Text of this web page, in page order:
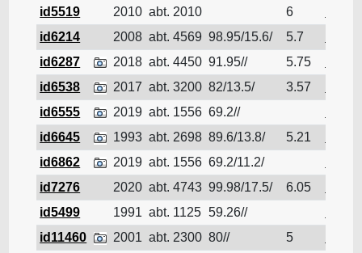
id5519 2010 abt. 2010 6
id6214
2008 abt. 4569 98.95/15.6/ 5.7
id6287
2018 abt. 4450 91.95// 5.75
id6538
2017 abt. 3200 82/13.5/ 3.57
id6555
2019 abt. 1556 69.2//
id6645
1993 abt. 2698 89.6/13.8/ 5.21
id6862
2019 abt. 1556 69.2/11.2/
id7276
2020 abt. 4743 99.98/17.5/ 6.05
id5499
1991 abt. 1125 59.26//
id11460
2001 abt. 2300 80// 5